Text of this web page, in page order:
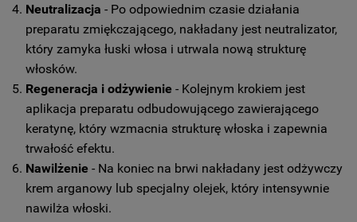
Neutralizacja - Po odpowiednim czasie działania
preparatu zmiękczającego, nakładany jest neutralizator,
który zamyka łuski włosa i utrwala nową strukturę
włosków.
Regeneracja i odżywienie - Kolejnym krokiem jest
aplikacja preparatu odbudowującego zawierającego
keratynę, który wzmacnia strukturę włoska i zapewnia
trwałość efektu.
Nawilżenie - Na koniec na brwi nakładany jest odżywczy
krem arganowy lub specjalny olejek, który intensywnie
nawilża włoski.